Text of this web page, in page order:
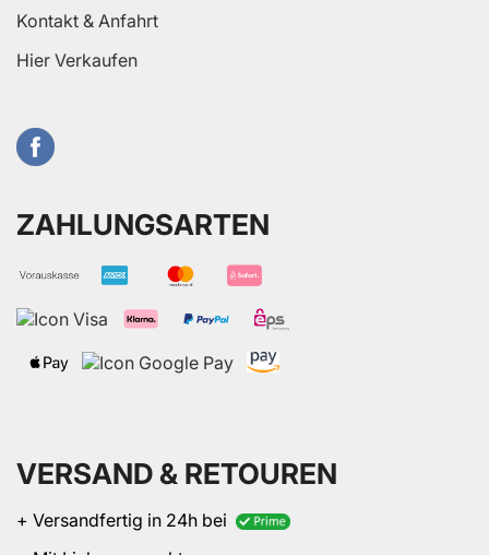
Kontakt & Anfahrt
Hier Verkaufen
ZAHLUNGSARTEN
VERSAND & RETOUREN
+ Versandfertig in 24h bei